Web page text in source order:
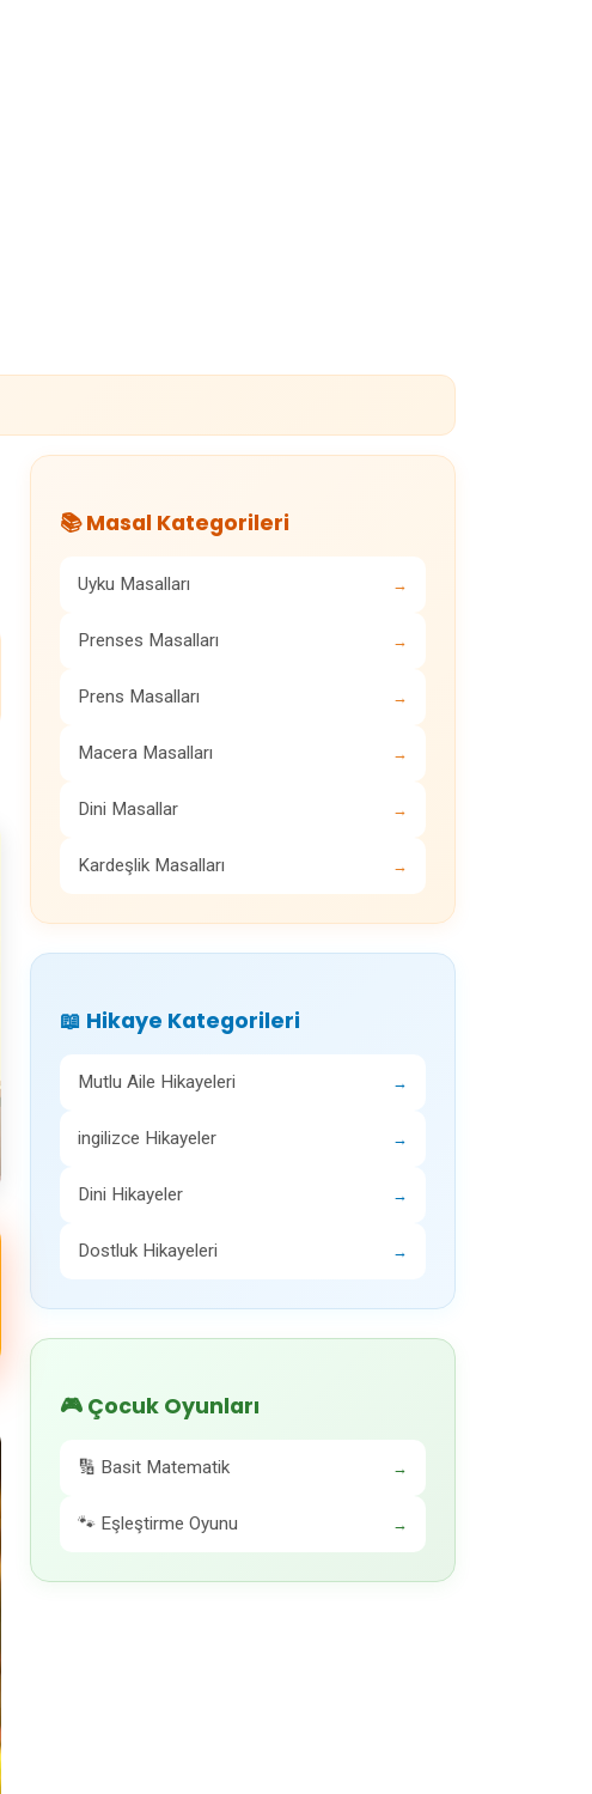
📚 Masal Kategorileri
Uyku Masalları →
Prenses Masalları →
Prens Masalları →
Macera Masalları →
Dini Masallar →
Kardeşlik Masalları →
📖 Hikaye Kategorileri
Mutlu Aile Hikayeleri →
ingilizce Hikayeler →
Dini Hikayeler →
Dostluk Hikayeleri →
🎮 Çocuk Oyunları
🔢 Basit Matematik →
🐾 Eşleştirme Oyunu →